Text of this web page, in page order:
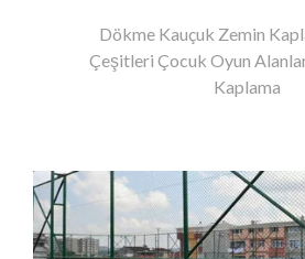
Dökme Kauçuk Zemin
Çeşitleri Çocuk Oyun
Kaplama